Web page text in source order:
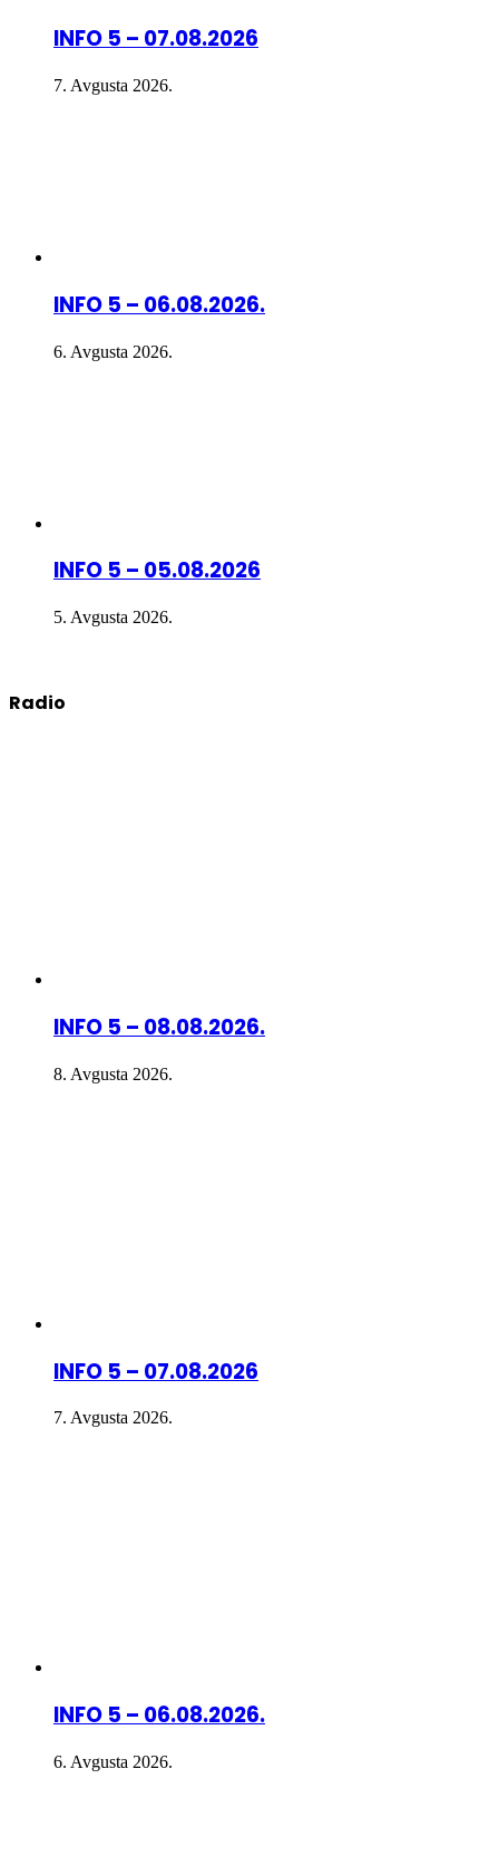
INFO 5 – 07.08.2026
7. Avgusta 2026.
INFO 5 – 06.08.2026.
6. Avgusta 2026.
INFO 5 – 05.08.2026
5. Avgusta 2026.
Radio
INFO 5 – 08.08.2026.
8. Avgusta 2026.
INFO 5 – 07.08.2026
7. Avgusta 2026.
INFO 5 – 06.08.2026.
6. Avgusta 2026.